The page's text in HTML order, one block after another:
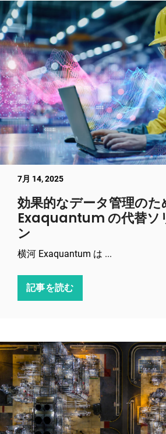
7月 14, 2025
効果的なデータ管理のた
Exaquantum の代替ソ
ン
横河 Exaquantum は ...
記事を読む